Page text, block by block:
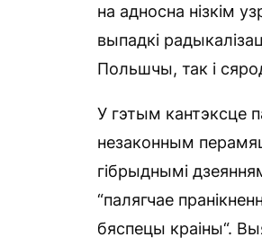
на адносна нізкім
выпадкі
Польшчы, так і
У гэтым кантэксце
незаконным
гібрыднымі
“палягчае
бяспецы краіны“.